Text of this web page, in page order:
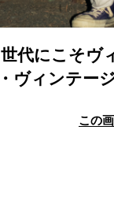
世代にこそ
ヴィンテー
この